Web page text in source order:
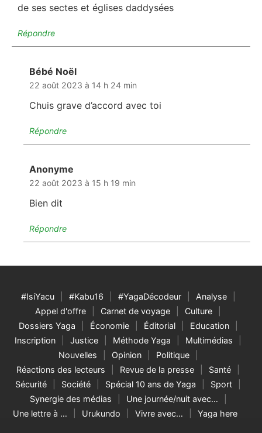
de ses sectes et églises daddysées
Répondre
Bébé Noël
22 août 2023 à 14 h 24 min
Chuis grave d’accord avec toi
Répondre
Anonyme
22 août 2023 à 15 h 19 min
Bien dit
Répondre
#IsiYacu #Kabu16 #YagaDécodeur
Analyse
Appel d'offre
Carnet de voyage
Culture
Dossiers Yaga
Économie Éditorial
Education
Inscription
Justice Méthode Yaga
Multimédias
Nouvelles
Opinion
Politique
Réactions des lecteurs
Revue de la presse
Santé
Sécurité
Société Spécial 10 ans de Yaga
Sport
Synergie des médias
Une journée/nuit avec…
Une lettre à …
Urukundo Vivre avec… Yaga here